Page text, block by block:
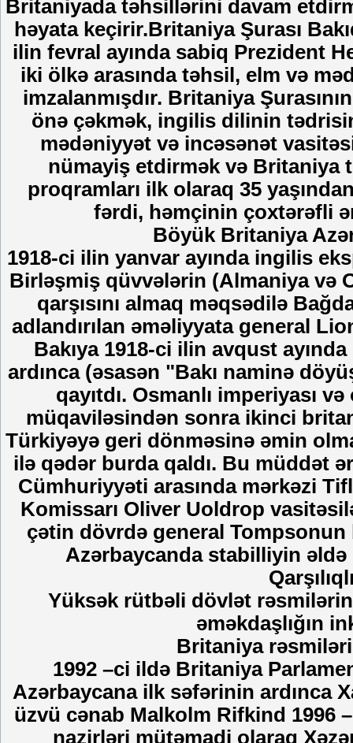
Britaniyada təhsillərini davam
həyata keçirir.Britaniya Şurası
ilin fevral ayında sabiq Prezident
iki ölkə arasında təhsil, elm və
imzalanmışdır. Britaniya
önə çəkmək, ingilis dilinin
mədəniyyət və incəsənət
nümayiş etdirmək və Britaniya
proqramları ilk olaraq 35
fərdi, həmçinin çoxtərəfli
Böyük Britaniya
1918-ci ilin yanvar ayında ingilis
Birləşmiş qüvvələrin (Almaniya və
qarşısını almaq məqsədilə
adlandırılan əməliyyata general
Bakıya 1918-ci ilin avqust
ardınca (əsasən "Bakı naminə
qayıtdı. Osmanlı imperiyası
müqaviləsindən sonra ikinci
Türkiyəyə geri dönməsinə əmin
ilə qədər burda qaldı. Bu müddət
Cümhuriyyəti arasında mərkəzi
Komissarı Oliver Uoldrop
çətin dövrdə general Tompsonun
Azərbaycanda stabilliyin əldə
Yüksək rütbəli dövlət
əməkdaşlığın
Britaniya
1992 –ci ildə Britaniya
Azərbaycana ilk səfərinin ardınca
üzvü cənab Malkolm Rifkind 1996
nazirləri mütəmadi olaraq